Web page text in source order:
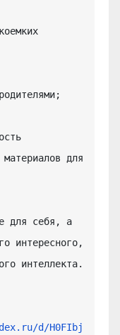
для
для себя, а
интересного,
интеллекта.
d/H0FIbj